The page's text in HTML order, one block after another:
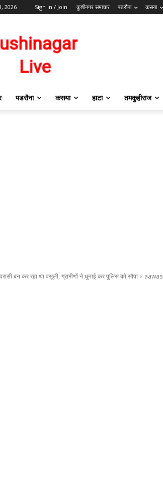
2026 Sign in / Join कुशीनगर समाचार पडरौना कसया
पडरौना कसया हाटा तमकुहीराज
बन कर रहा था वसूली, ग्रामीणों ने धुनाई कर पुलिस को सौपा aawas